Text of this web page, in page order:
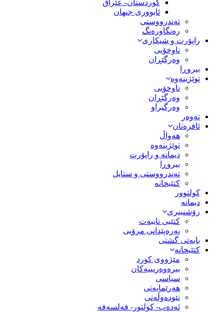
کوردستان- عێراق
ئابووری جیهان
تەندرووستی
رەنگاورەنگ
راپۆرت و شیکاری
ناوخۆیی
وەرگێڕان
بیروڕا
توێژینەوە
ناوخۆیی
وەرگێڕان
وەرگیراو
تەوەر
ئافرەتان
هەواڵ
توێژینەوە
دیمانە و راپۆرت
بیروڕا
تەندرووستی و ستایل
کتێبخانە
کولتوور
دیمانە
رۆشنبیری
کتێبی تایبەت
پەرەپێدانی مرۆیی
بابەتی گشتی
کتێبخانە
مێژووى کورد
بیرەوەریییەکان
سیاسى
هەرێمایەتی
نێودەوڵەتی
ئەدەب- کولتور- فەلسەفە